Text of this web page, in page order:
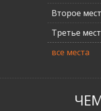
Второе
Третье
все места